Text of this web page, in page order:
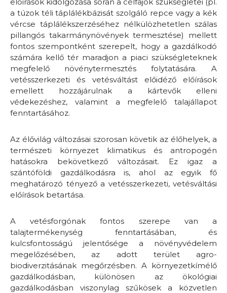
a túzok téli táplálékbázisát szolgáló repce vagy a kék
vércse táplálékszerzéséhez nélkülözhetetlen szálas
pillangós takarmánynövények termesztése) mellett
fontos szempontként szerepelt, hogy a gazdálkodó
számára kellő tér maradjon a piaci szükségleteknek
megfelelő növénytermesztés folytatására. A
vetésszerkezeti és vetésváltást előidéző előírások
emellett hozzájárulnak a kártevők elleni
védekezéshez, valamint a megfelelő talajállapot
fenntartásához.
Az élővilág változásai szorosan követik az élőhelyek, a
természeti környezet klimatikus és antropogén
hatásokra bekövetkező változásait. Ez igaz a
szántóföldi gazdálkodásra is, ahol az egyik fő
meghatározó tényező a vetésszerkezeti, vetésváltási
előírások betartása.
A vetésforgónak fontos szerepe van a
talajtermékenység fenntartásában, és
kulcsfontosságú jelentősége a növényvédelem
megelőzésében, az adott terület agro-
biodiverzitásának megőrzésben. A környezetkímélő
gazdálkodásban, különösen az ökológiai
gazdálkodásban viszonylag szűkösek a közvetlen